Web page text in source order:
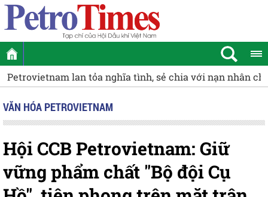
Petrovietnam lan tỏa nghĩa tình, sẻ chia với nạn nhân
VĂN HÓA PETROVIETNAM
Hội CCB Petrovietnam: Giữ
vững phẩm chất "Bộ đội Cụ